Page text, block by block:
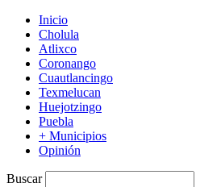
Inicio
Cholula
Atlixco
Coronango
Cuautlancingo
Texmelucan
Huejotzingo
Puebla
+ Municipios
Opinión
Buscar